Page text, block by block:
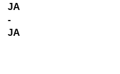
JA
-
JA